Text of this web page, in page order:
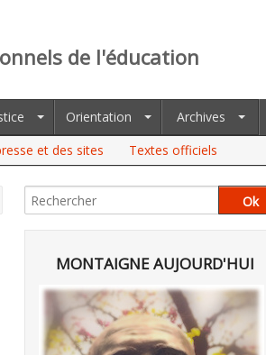
de l'éducation
Orientation
Archives
et des sites Textes officiels
MONTAIGNE AUJOURD'HUI